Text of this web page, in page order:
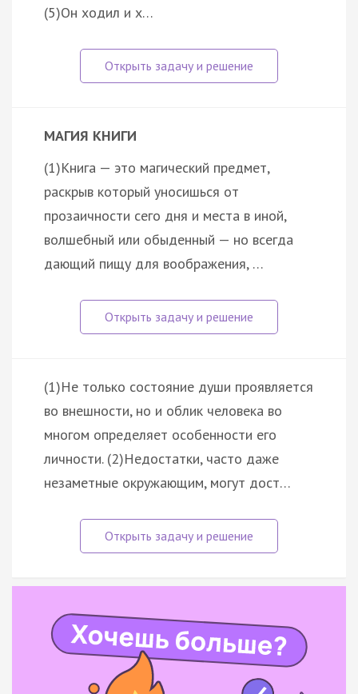
(5)Он ходил и х…
МАГИЯ КНИГИ
(1)Книга — это магический предмет,
раскрыв который уносишься от
прозаичности сего дня и места в иной,
волшебный или обыденный — но всегда
дающий пищу для воображения, …
(1)Не только состояние души проявляется
во внешности, но и облик человека во
многом определяет особенности его
личности. (2)Недостатки, часто даже
незаметные окружающим, могут дост…